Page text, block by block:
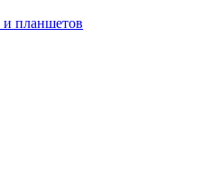
и планшетов